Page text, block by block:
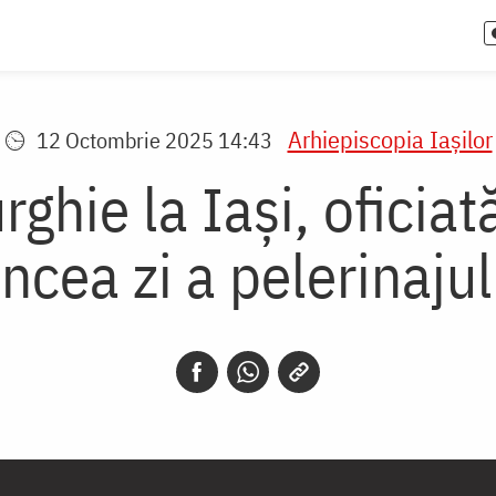
12 Octombrie 2025 14:43 Arhiepiscopia Iaşilor
la Iași,
zi a